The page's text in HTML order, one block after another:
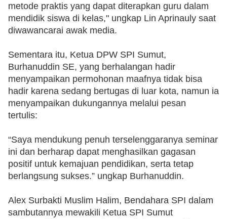
metode praktis yang dapat diterapkan guru dalam
mendidik siswa di kelas," ungkap Lin Aprinauly saat
diwawancarai awak media.
‎Sementara itu, Ketua DPW SPI Sumut,
Burhanuddin SE, yang berhalangan hadir
menyampaikan permohonan maafnya tidak bisa
hadir karena sedang bertugas di luar kota, namun ia
menyampaikan dukungannya melalui pesan
tertulis:
‎“Saya mendukung penuh terselenggaranya seminar
ini dan berharap dapat menghasilkan gagasan
positif untuk kemajuan pendidikan, serta tetap
berlangsung sukses.” ungkap Burhanuddin.
‎Alex Surbakti Muslim Halim, Bendahara SPI dalam
sambutannya mewakili Ketua SPI Sumut